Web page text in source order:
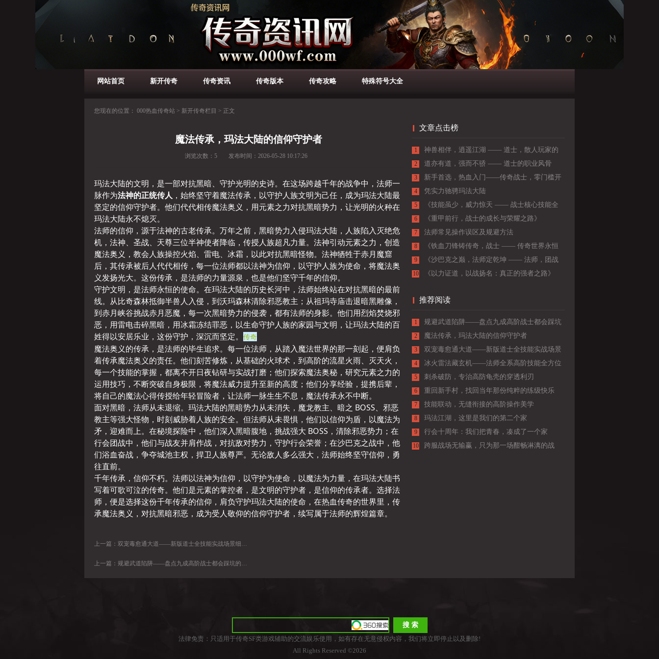
网站首页 新开传奇 传奇资讯 传奇版本 传奇攻略 特殊符号大全
您现在的位置： 000热血传奇站 > 新开传奇栏目 > 正文
魔法传承，玛法大陆的信仰守护者
浏览次数： 5 发布时间： 2026-05-28 10:17:26
玛法大陆的文明，是一部对抗黑暗、守护光明的史诗。在这场跨越千年的战争中，法师一
脉作为法神的正统传人 ，始终坚守着魔法传承，以守护人族文明为己任，成为玛法大陆最
坚定的信仰守护者。他们代代相传魔法奥义，用元素之力对抗黑暗势力，让光明的火种在
玛法大陆永不熄灭。
法师的信仰，源于法神的古老传承。万年之前，黑暗势力入侵玛法大陆，人族陷入灭绝危
机，法神、圣战、天尊三位半神使者降临，传授人族超凡力量。法神引动元素之力，创造
魔法奥义，教会人族操控火焰、雷电、冰霜，以此对抗黑暗怪物。法神牺牲于赤月魔窟
后，其传承被后人代代相传，每一位法师都以法神为信仰，以守护人族为使命，将魔法奥
义发扬光大。这份传承，是法师的力量源泉，也是他们坚守千年的信仰。
守护文明，是法师永恒的使命。在玛法大陆的历史长河中，法师始终站在对抗黑暗的最前
线。从比奇森林抵御半兽人入侵，到沃玛森林清除邪恶教主；从祖玛寺庙击退暗黑雕像，
到赤月峡谷挑战赤月恶魔，每一次黑暗势力的侵袭，都有法师的身影。他们用烈焰焚烧邪
恶，用雷电击碎黑暗，用冰霜冻结罪恶，以生命守护人族的家园与文明，让玛法大陆的百
姓得以安居乐业，这份守护，深沉而坚定。 传奇
魔法奥义的传承，是法师的毕生追求。每一位法师，从踏入魔法世界的那一刻起，便肩负
着传承魔法奥义的责任。他们刻苦修炼，从基础的火球术，到高阶的流星火雨、灭天火，
每一个技能的掌握，都离不开日夜钻研与实战打磨；他们探索魔法奥秘，研究元素之力的
运用技巧，不断突破自身极限，将魔法威力提升至新的高度；他们分享经验，提携后辈，
将自己的魔法心得传授给年轻冒险者，让法师一脉生生不息，魔法传承永不中断。
面对黑暗，法师从未退缩。玛法大陆的黑暗势力从未消失，魔龙教主、暗之 BOSS、邪恶
教主等强大怪物，时刻威胁着人族的安全。但法师从未畏惧，他们以信仰为盾，以魔法为
矛，迎难而上。在秘境探险中，他们深入黑暗腹地，挑战强大 BOSS，清除邪恶势力；在
行会团战中，他们与战友并肩作战，对抗敌对势力，守护行会荣誉；在沙巴克之战中，他
们浴血奋战，争夺城池主权，捍卫人族尊严。无论敌人多么强大，法师始终坚守信仰，勇
往直前。
千年传承，信仰不朽。法师以法神为信仰，以守护为使命，以魔法为力量，在玛法大陆书
写着可歌可泣的传奇。他们是元素的掌控者，是文明的守护者，是信仰的传承者。选择法
师，便是选择这份千年传承的信仰，肩负守护玛法大陆的使命，在热血传奇的世界里，传
承魔法奥义，对抗黑暗邪恶，成为受人敬仰的信仰守护者，续写属于法师的辉煌篇章。
上一篇： 双宠毒愈通大道——新版道士全技能实战场景细分教学
上一篇： 规避武道陷阱——盘点九成高阶战士都会踩坑的技能操作陋习
文章点击榜
1
神兽相伴，逍遥江湖 —— 道士，散人玩家的
最佳选择
2 道亦有道，强而不骄 —— 道士的职业风骨
3
新手首选，热血入门——传奇战士，零门槛开
启传奇之路
4 凭实力驰骋玛法大陆
5
《技能虽少，威力惊天 —— 战士核心技能全
解析》
6 《重甲前行，战士的成长与荣耀之路》
7 法师常见操作误区及规避方法
8
《铁血刀锋铸传奇，战士 —— 传奇世界永恒
的王者》
9
《沙巴克之巅，法师定乾坤 —— 法师，团战
核心中的核心！》
10 《以力证道，以战扬名：真正的强者之路》
推荐阅读
1
规避武道陷阱——盘点九成高阶战士都会踩坑
的技能操作陋习
2 魔法传承，玛法大陆的信仰守护者
3
双宠毒愈通大道——新版道士全技能实战场景
细分教学
4
冰火雷法藏玄机——法师全系高阶技能全方位
拆解
5 刺杀破防，专治高防龟壳的穿透利刃
6 重回新手村，找回当年那份纯粹的练级快乐
7 技能联动，无缝衔接的高阶操作美学
8 玛法江湖，这里是我们的第二个家
9 行会十周年：我们把青春，凑成了一个家
10 跨服战场无输赢，只为那一场酣畅淋漓的战
法律免责：只适用于传奇SF类游戏辅助的交流娱乐使用，如有存在无意侵权内容，我们将立即停止以及删除!
All Rights Reserved ©2026